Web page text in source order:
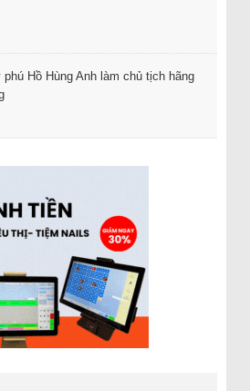
phú Hồ Hùng Anh làm chủ tịch hãng